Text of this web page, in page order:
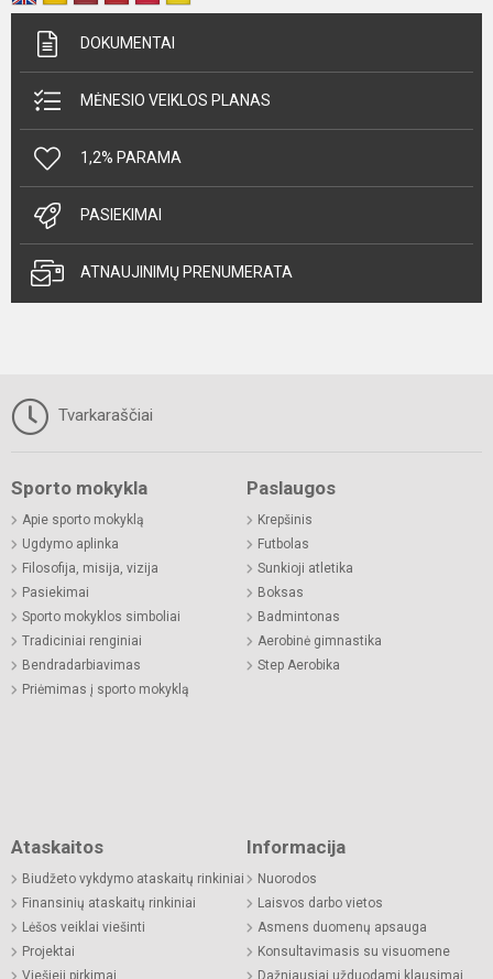
DOKUMENTAI
MĖNESIO VEIKLOS PLANAS
1,2% PARAMA
PASIEKIMAI
ATNAUJINIMŲ PRENUMERATA
Tvarkaraščiai
Sporto mokykla
Apie sporto mokyklą
Ugdymo aplinka
Filosofija, misija, vizija
Pasiekimai
Sporto mokyklos simboliai
Tradiciniai renginiai
Bendradarbiavimas
Priėmimas į sporto mokyklą
Paslaugos
Krepšinis
Futbolas
Sunkioji atletika
Boksas
Badmintonas
Aerobinė gimnastika
Step Aerobika
Ataskaitos
Biudžeto vykdymo ataskaitų rinkiniai
Finansinių ataskaitų rinkiniai
Lėšos veiklai viešinti
Projektai
Viešieji pirkimai
Informacija
Nuorodos
Laisvos darbo vietos
Asmens duomenų apsauga
Konsultavimasis su visuomene
Dažniausiai užduodami klausimai